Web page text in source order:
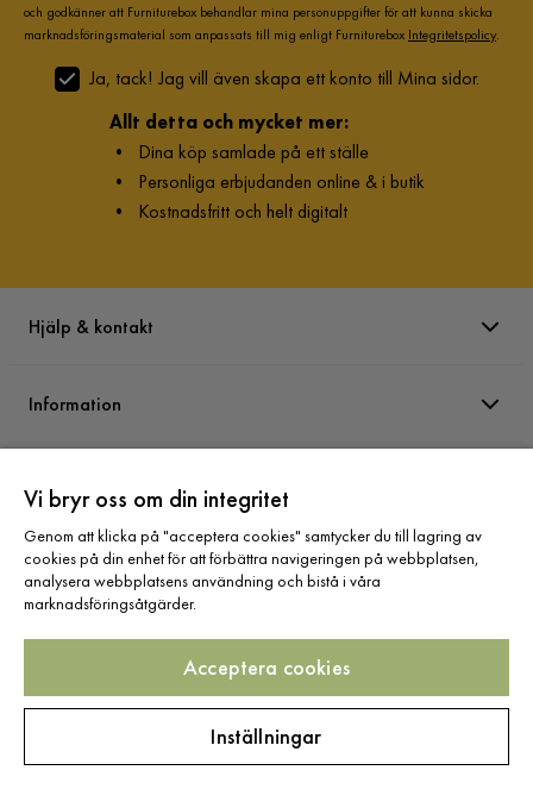
och godkänner att Furniturebox behandlar mina personuppgifter för att kunna skicka
marknadsföringsmaterial som anpassats till mig enligt Furniturebox Integritetspolicy.
Ja, tack! Jag vill även skapa ett konto till Mina sidor.
Allt detta och mycket mer:
• Dina köp samlade på ett ställe
• Personliga erbjudanden online & i butik
• Kostnadsfritt och helt digitalt
Hjälp & kontakt
Information
Sortiment
Följ oss
Vi bryr oss om din integritet
Genom att klicka på "acceptera cookies" samtycker du till lagring av
cookies på din enhet för att förbättra navigeringen på webbplatsen,
analysera webbplatsens användning och bistå i våra
marknadsföringsåtgärder.
Acceptera cookies
Inställningar